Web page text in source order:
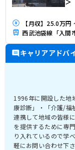
【月収】25.0万円
西武池袋線「入間
キャリアアドバ
1996年に開設した地
康診断」・「介護/福
連携して地域の皆様
を提供するために専
り入れているので学
軽にお問い合わせ下さ